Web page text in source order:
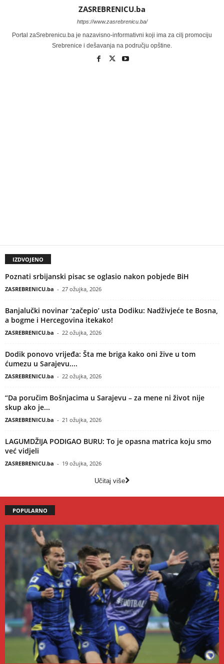
ZASREBRENICU.ba
https://www.zasrebrenicu.ba/
Portal zaSrebrenicu.ba je nazavisno-informativni koji ima za cilj promociju
Srebrenice i dešavanja na području opštine.
IZDVOJENO
Poznati srbijanski pisac se oglasio nakon pobjede BiH
ZASREBRENICU.ba - 27 ožujka, 2026
Banjalučki novinar ‘začepio’ usta Dodiku: Nadživjeće te Bosna,
a bogme i Hercegovina itekako!
ZASREBRENICU.ba - 22 ožujka, 2026
Dodik ponovo vrijeđa: Šta me briga kako oni žive u tom
ćumezu u Sarajevu....
ZASREBRENICU.ba - 22 ožujka, 2026
“Da poručim Bošnjacima u Sarajevu – za mene ni život nije
skup ako je...
ZASREBRENICU.ba - 21 ožujka, 2026
LAGUMDŽIJA PODIGAO BURU: To je opasna matrica koju smo
već vidjeli
ZASREBRENICU.ba - 19 ožujka, 2026
Učitaj više
POPULARNO